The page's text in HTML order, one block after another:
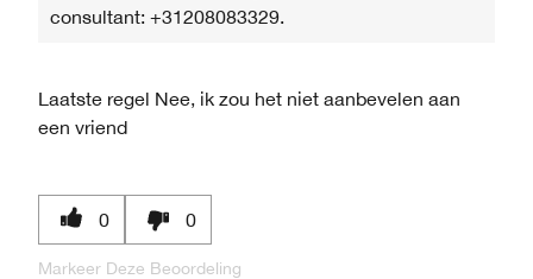
consultant: +31208083329.
Laatste regel Nee, ik zou het niet aanbevelen aan
een vriend
0 0
Markeer Deze Beoordeling